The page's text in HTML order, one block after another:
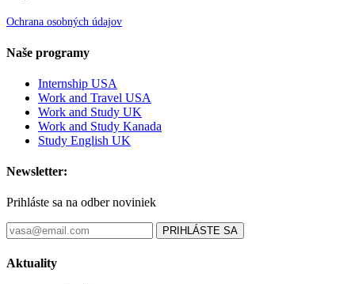
Ochrana osobných údajov
Naše programy
Internship USA
Work and Travel USA
Work and Study UK
Work and Study Kanada
Study English UK
Newsletter:
Prihláste sa na odber noviniek
PRIHLÁSTE SA
Aktuality